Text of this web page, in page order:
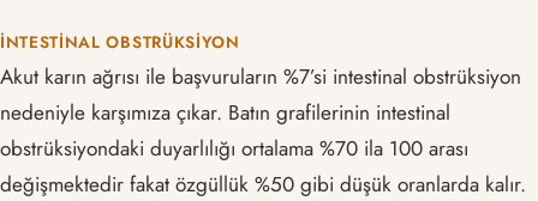
İNTESTINAL OBSTRÜKSIYON
Akut karın ağrısı ile başvuruların %7’si intestinal obstrüksiyon
nedeniyle karşımıza çıkar. Batın grafilerinin intestinal
obstrüksiyondaki duyarlılığı ortalama %70 ila 100 arası
değişmektedir fakat özgüllük %50 gibi düşük oranlarda kalır.